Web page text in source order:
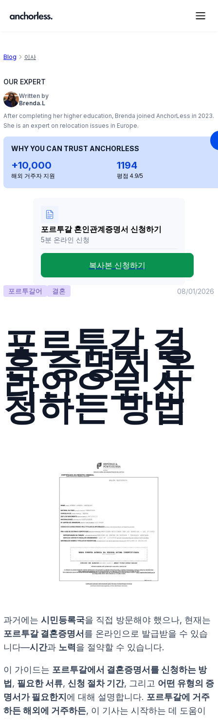
Blog 이사
OUR EXPERT
Written by
Brenda.L
After completing her higher education, Brenda joined AnchorLess in 2023.
She is an expert on relocation issues in Europe.
WHY YOU CAN TRUST ANCHORLESS
+10,000
해외 거주자 지원
1194
평점 4.9/5
포르투갈 혼인관계증명서 신청하기
5분 온라인 신청
복사본 신청하기
포르투갈어 결혼 08/01/2026
포르투갈 결
혼 증명서 온
라인으로 신
청하는 방법
과거에는 시민등록국을 직접 방문해야 했으나, 현재는
포르투갈 결혼증명서 를 온라인으로 발급받을 수 있습
니다—시간과 노력 을 절약할 수 있습니다.
이 가이드는 포르투갈에서 결혼증명서를 신청하는 방
법 , 필요한 서류, 신청 절차 기간, 그리고 어떤 유형의 증
명서가 필요한지 에 대해 설명합니다. 포르투갈에 거주
하든 해외에 거주하든, 이 기사는 시작하는 데 도움이